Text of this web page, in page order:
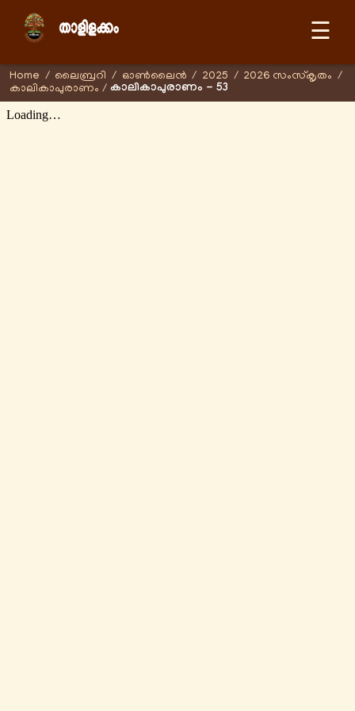
☰
Home / ലൈബ്രറി / ഓണ്‍ലൈന്‍ / 2025 / 2026 സംസ്കൃതം /
കാലികാപുരാണം / കാലികാപുരാണം - 53